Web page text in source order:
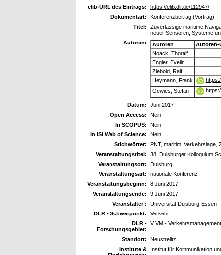
elib-URL des Eintrags:
https://elib.dlr.de/112947/
Dokumentart:
Konferenzbeitrag (Vortrag)
Titel:
Zuverlässige maritime
neuer Sensoren, Systeme
Autoren:
Autoren
Autoren-
Noack, Thoralf
Engler, Evelin
Ziebold, Ralf
Heymann, Frank
Gewies, Stefan
Datum:
Juni 2017
Open Access:
Nein
In SCOPUS:
Nein
In ISI Web of Science:
Nein
Stichwörter:
PNT, maritim, Verkehrslage,
Veranstaltungstitel:
38. Duisburger Kolloquium
Veranstaltungsort:
Duisburg
Veranstaltungsart:
nationale Konferenz
Veranstaltungsbeginn:
8 Juni 2017
Veranstaltungsende:
9 Juni 2017
Veranstalter :
Universität Duisburg-Essen
DLR - Schwerpunkt:
Verkehr
DLR -
Forschungsgebiet:
V VM - Verkehrsmanagement
Standort:
Neustrelitz
Institute &
Institut für Kommunikation